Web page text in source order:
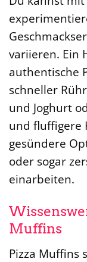
variieren. Ein
authentische
schneller
und Joghurt
und fluffigere
gesündere
oder sogar
einarbeiten.
Muffins
Pizza Muffins